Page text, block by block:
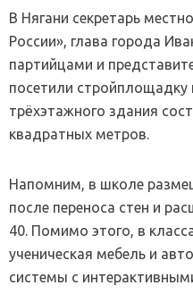
В Нягани секретарь
России», глава города
партийцами и
посетили
трёхэтажного здания
квадратных метров.
Напомним, в школе
после переноса стен и
40. Помимо этого, в
ученическая мебель и
системы с